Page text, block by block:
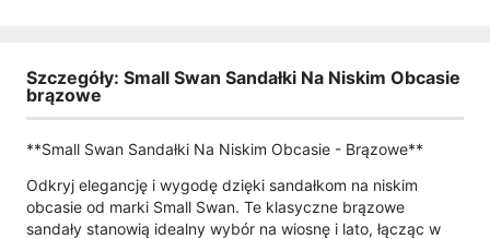
Szczegóły: Small Swan Sandałki Na Niskim Obcasie
brązowe
**Small Swan Sandałki Na Niskim Obcasie - Brązowe**
Odkryj elegancję i wygodę dzięki sandałkom na niskim
obcasie od marki Small Swan. Te klasyczne brązowe
sandały stanowią idealny wybór na wiosnę i lato, łącząc w